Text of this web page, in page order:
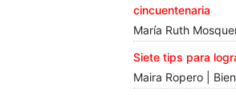
cincuentenaria
María Ruth
Siete tips para
Maira Ropero |